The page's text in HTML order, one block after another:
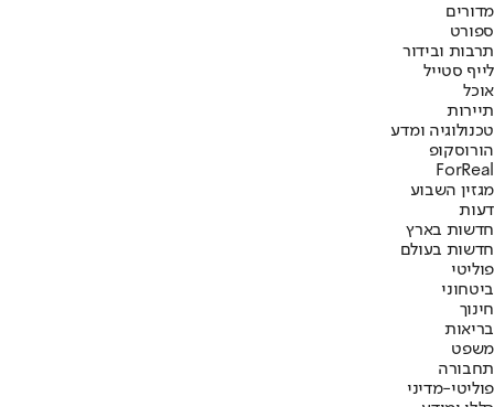
מדורים
ספורט
תרבות ובידור
לייף סטייל
אוכל
תיירות
טכנולוגיה ומדע
הורוסקופ
ForReal
מגזין השבוע
דעות
חדשות בארץ
חדשות בעולם
פוליטי
ביטחוני
חינוך
בריאות
משפט
תחבורה
פוליטי-מדיני